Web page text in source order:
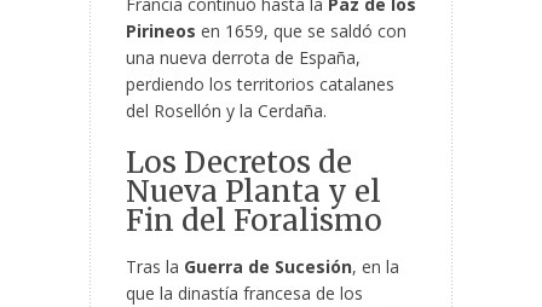
Francia continuó hasta la Paz de los
Pirineos en 1659, que se saldó con
una nueva derrota de España,
perdiendo los territorios catalanes
del Rosellón y la Cerdaña.
Los Decretos de
Nueva Planta y el
Fin del Foralismo
Tras la Guerra de Sucesión, en la
que la dinastía francesa de los